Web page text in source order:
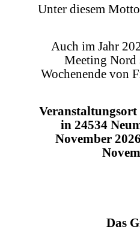
Unter diesem
Auch im Jahr
Meeting Nord
Wochenende von
in 24534
November
Das